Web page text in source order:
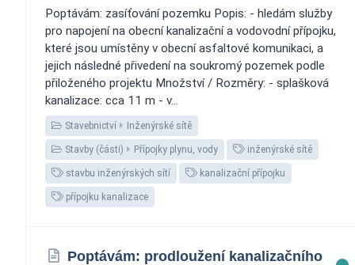
Poptávám: zasíťování pozemku Popis: - hledám služby
pro napojení na obecní kanalizační a vodovodní přípojku,
které jsou umístěny v obecní asfaltové komunikaci, a
jejich následné přivedení na soukromý pozemek podle
přiloženého projektu Množství / Rozměry: - splašková
kanalizace: cca 11 m - v...
Stavebnictví Inženýrské sítě
Stavby (části) Přípojky plynu, vody inženýrské sítě
stavbu inženýrských sítí kanalizační přípojku
přípojku kanalizace
Poptávám: prodloužení kanalizačního